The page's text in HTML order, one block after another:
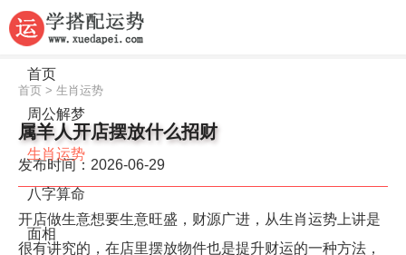
首页
周公解梦
生肖运势
八字算命
面相
首页 > 生肖运势
属羊人开店摆放什么招财
发布时间：2026-06-29
开店做生意想要生意旺盛，财源广进，从生肖运势上讲是
很有讲究的，在店里摆放物件也是提升财运的一种方法，